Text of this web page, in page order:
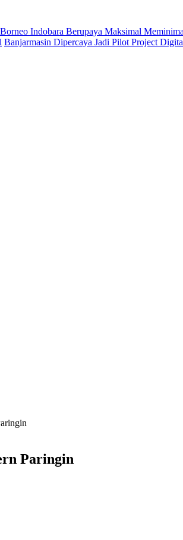
Indobara Berupaya Maksimal
Banjarmasin Dipercaya Jadi Pilot Project
Paringin